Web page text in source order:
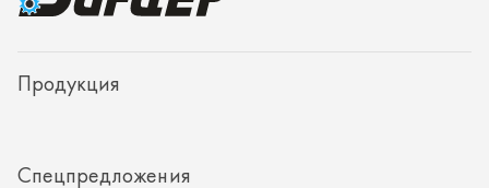
Доставка и оплата